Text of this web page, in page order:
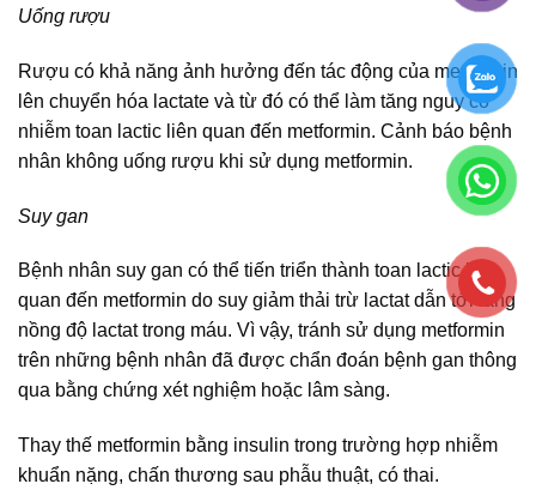
Uống rượu
Rượu có khả năng ảnh hưởng đến tác động của metformin
lên chuyển hóa lactate và từ đó có thể làm tăng nguy cơ
nhiễm toan lactic liên quan đến metformin. Cảnh báo bệnh
nhân không uống rượu khi sử dụng metformin.
Suy gan
Bệnh nhân suy gan có thể tiến triển thành toan lactic liên
quan đến metformin do suy giảm thải trừ lactat dẫn tới tăng
nồng độ lactat trong máu. Vì vậy, tránh sử dụng metformin
trên những bệnh nhân đã được chẩn đoán bệnh gan thông
qua bằng chứng xét nghiệm hoặc lâm sàng.
Thay thế metformin bằng insulin trong trường hợp nhiễm
khuẩn nặng, chấn thương sau phẫu thuật, có thai.